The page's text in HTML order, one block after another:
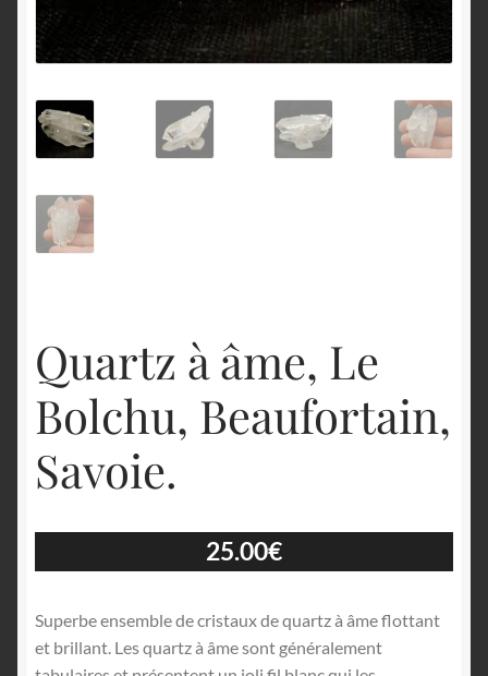
Quartz à âme, Le
Bolchu, Beaufortain,
Savoie.
25.00€
Superbe ensemble de cristaux de quartz à âme flottant
et brillant. Les quartz à âme sont généralement